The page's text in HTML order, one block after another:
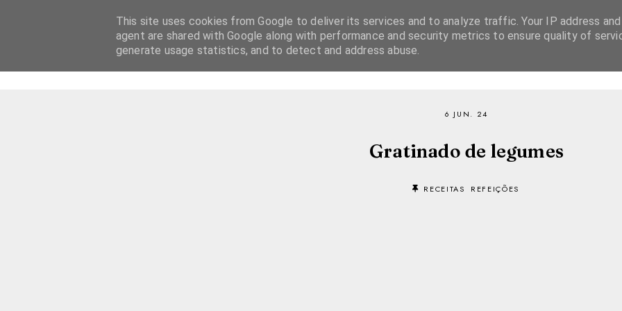
SOBRE RECEITAS
6 JUN. 24
Gratinado de legumes
RECEITAS REFEIÇÕES
This site uses cookies from Google to deliver its services and to analyze traffic. Your IP address
agent are shared with Google along with performance and security metrics to ensure quality of
generate usage statistics, and to detect and address abuse.